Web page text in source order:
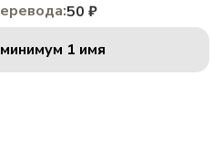
50 ₽
1 имя